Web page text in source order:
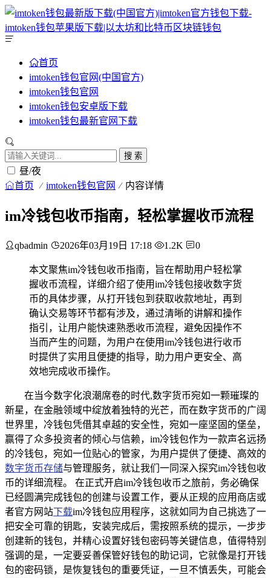
首页
imtoken钱包官网(中国官方)
imtoken钱包官网
imtoken钱包安卓版下载
imtoken钱包最新官网下载
搜 索
昼/夜
首页 imtoken钱包官网 内容详情
im冷钱包收币指南，轻松掌握收币流程
qbadmin 2026年03月19日 17:18 1.2K 0
本文聚焦im冷钱包收币指南，旨在帮助用户轻松掌
握收币流程，详细介绍了使用im冷钱包接收数字货
币的具体步骤，从打开钱包到获取收款地址，再到
确认交易等环节都有涉及，通过清晰的讲解和操作
指引，让用户能快速熟悉收币流程，避免因操作不
当而产生的问题，为用户在使用im冷钱包进行收币
时提供了实用且便捷的指导，助力用户更安全、高
效地完成收币操作。
在当今数字化浪潮席卷的时代,数字货币宛如一颗璀璨的
新星，在金融领域中绽放着独特的光芒，而在数字货币的广阔
世界里，冷钱包凭借其卓越的安全性，宛如一座坚固的堡垒，
赢得了众多投资者的倾心与信赖，im冷钱包作为一款声名远扬
的冷钱包，宛如一位贴心的管家，为用户提供了便捷、高效的
数字货币存储与管理服务，就让我们一同深入探究im冷钱包收
币的详细流程。 在正式开启im冷钱包收币之旅前，务必确保
已经圆满完成钱包的创建与设置工作，要从正规的应用商店或
者官方网站下载im冷钱包应用程序，这就如同为自己挑选了一
把安全可靠的钥匙，安装完成后，需按照系统的提示，一步步
创建新的钱包，并精心设置好钱包密码等关键信息，值得特别
强调的是，一定要妥善保管好钱包的助记词，它就像是打开钱
包的密码锁，是恢复钱包的重要凭证，一旦不慎丢失，可能会